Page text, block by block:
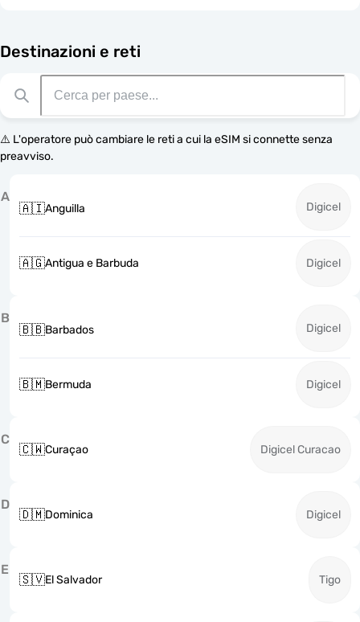
Destinazioni e reti
⚠️ L'operatore può cambiare le reti a cui la eSIM si connette senza
preavviso.
A
🇦🇮Anguilla Digicel
🇦🇬Antigua e Barbuda Digicel
B
🇧🇧Barbados Digicel
🇧🇲Bermuda Digicel
C
🇨🇼Curaçao Digicel Curacao
D
🇩🇲Dominica Digicel
E
🇸🇻El Salvador Tigo